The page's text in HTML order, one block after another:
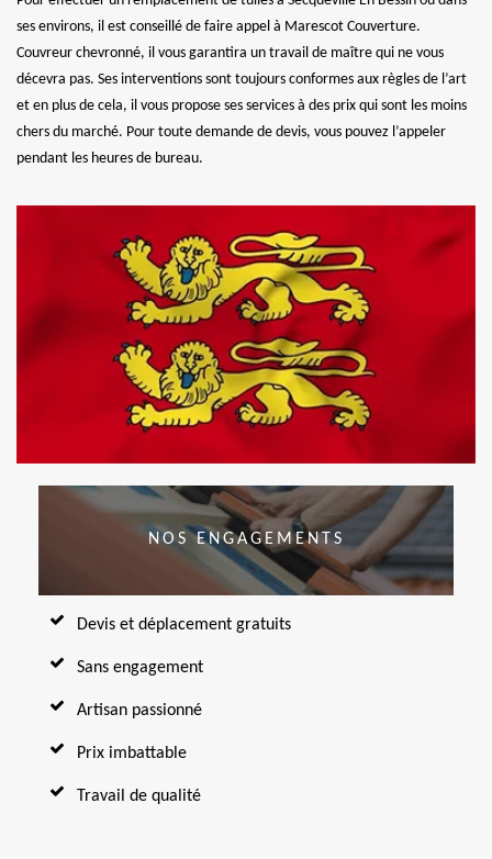
ses environs, il est conseillé de faire appel à Marescot Couverture.
Couvreur chevronné, il vous garantira un travail de maître qui ne vous
décevra pas. Ses interventions sont toujours conformes aux règles de l’art
et en plus de cela, il vous propose ses services à des prix qui sont les moins
chers du marché. Pour toute demande de devis, vous pouvez l’appeler
pendant les heures de bureau.
NOS ENGAGEMENTS
Devis et déplacement gratuits
Sans engagement
Artisan passionné
Prix imbattable
Travail de qualité